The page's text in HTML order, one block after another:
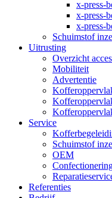
x-press-
x-press-
x-press-
Schuimstof
Uitrusting
Overzicht
Mobiliteit
Advertentie
Service
Schuimstof
OEM
Referenties